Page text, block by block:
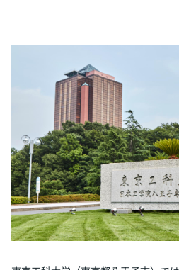
就活成功ガイド
リファレンス
個人向けプラン
法人向けプラン
学校向けプラン
契約内容・クーポン